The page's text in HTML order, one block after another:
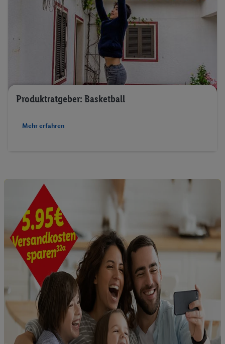
Produktratgeber: Basketball
Mehr erfahren